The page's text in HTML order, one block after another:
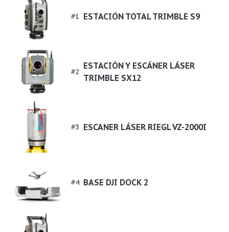
#1 ESTACIÓN TOTAL TRIMBLE S9
#2
ESTACIÓN Y ESCÁNER LÁSER
TRIMBLE SX12
#3 ESCANER LÁSER RIEGL VZ-2000I
#4 BASE DJI DOCK 2